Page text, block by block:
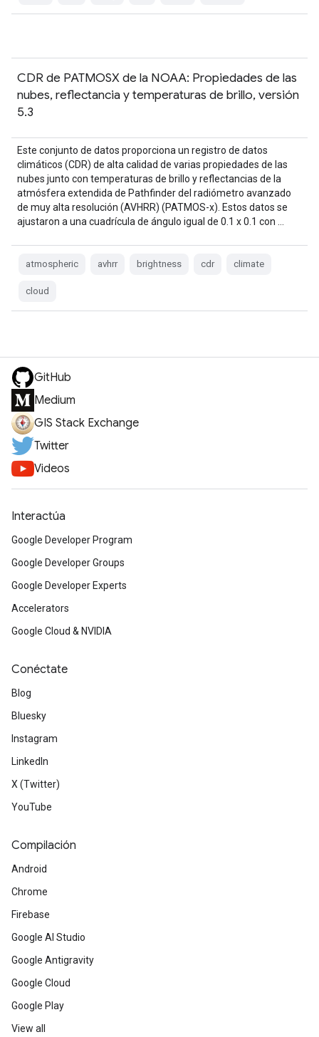
CDR de PATMOSX de la NOAA: Propiedades de las
nubes, reflectancia y temperaturas de brillo, versión
5.3
Este conjunto de datos proporciona un registro de datos
climáticos (CDR) de alta calidad de varias propiedades de las
nubes junto con temperaturas de brillo y reflectancias de la
atmósfera extendida de Pathfinder del radiómetro avanzado
de muy alta resolución (AVHRR) (PATMOS-x). Estos datos se
ajustaron a una cuadrícula de ángulo igual de 0.1 x 0.1 con …
atmospheric avhrr brightness cdr climate
cloud
GitHub
Medium
GIS Stack Exchange
Twitter
Videos
Interactúa
Google Developer Program
Google Developer Groups
Google Developer Experts
Accelerators
Google Cloud & NVIDIA
Conéctate
Blog
Bluesky
Instagram
LinkedIn
X (Twitter)
YouTube
Compilación
Android
Chrome
Firebase
Google AI Studio
Google Antigravity
Google Cloud
Google Play
View all